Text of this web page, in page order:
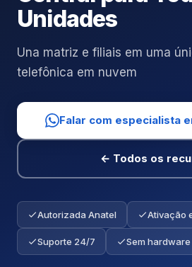
Unidades
Una matriz e filiais em uma
telefônica em nuvem
Falar com especialista
← Todos os
Autorizada Anatel Ativação
Suporte 24/7 Sem hardware